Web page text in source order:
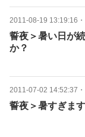
2011-08-19 13:19:16 ・
誓夜＞暑い日が
か？
2011-07-02 14:52:37 ・
誓夜＞暑すぎます